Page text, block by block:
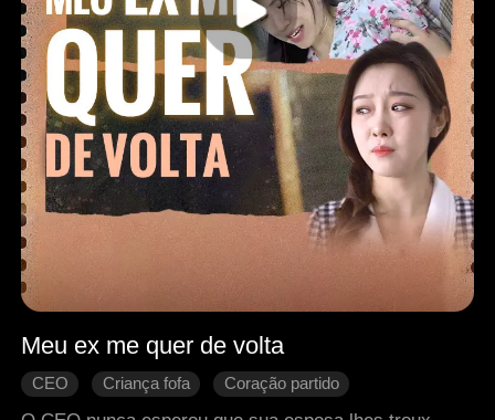
Meu ex me quer de volta
CEO Criança fofa
Coração partido